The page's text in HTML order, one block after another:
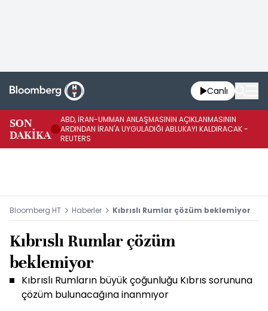
Canlı
SON
DAKİKA
ABD, İRAN-UMMAN ANLAŞMASININ AÇIKLANMASININ
ARDINDAN İRAN'A UYGULADIĞI ABLUKAYI KALDIRACAK -
REUTERS
Bloomberg HT Haberler Kıbrıslı Rumlar çözüm beklemiyor
Kıbrıslı Rumlar çözüm
beklemiyor
Kıbrıslı Rumların büyük çoğunluğu Kıbrıs sorununa
çözüm bulunacağına inanmıyor